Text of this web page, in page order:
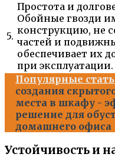
5.
Простота и
Обойные гвозди
конструкцию, не
частей и
обеспечивает их
при эксплуатации.
Популярные
создания
места в шкафу -
решение для
домашнего офиса
Устойчивость и